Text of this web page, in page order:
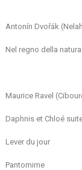
Antonín Dvořák
Nel regno della
Maurice Ravel
Daphnis et Chloé
Lever du jour
Pantomime